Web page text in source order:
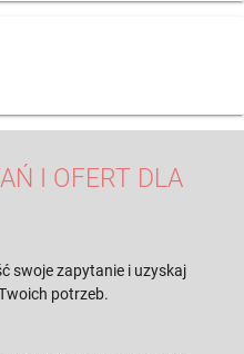
I OFERT DLA
swoje zapytanie i uzyskaj
potrzeb.